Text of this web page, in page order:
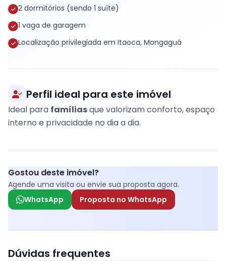
2 dormitórios (sendo 1 suíte)
1 vaga de garagem
Localização privilegiada em Itaoca, Mongaguá
Perfil ideal para este imóvel
Ideal para famíliasque valorizam conforto, espaço
interno e privacidade no dia a dia.
Gostou deste imóvel?
Agende uma visita ou envie sua proposta agora.
WhatsApp
Proposta no WhatsApp
Dúvidas frequentes